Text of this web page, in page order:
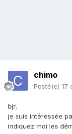
chimo
Posté(e) 17
bjr,
je suis intéressée
indiquez moi les